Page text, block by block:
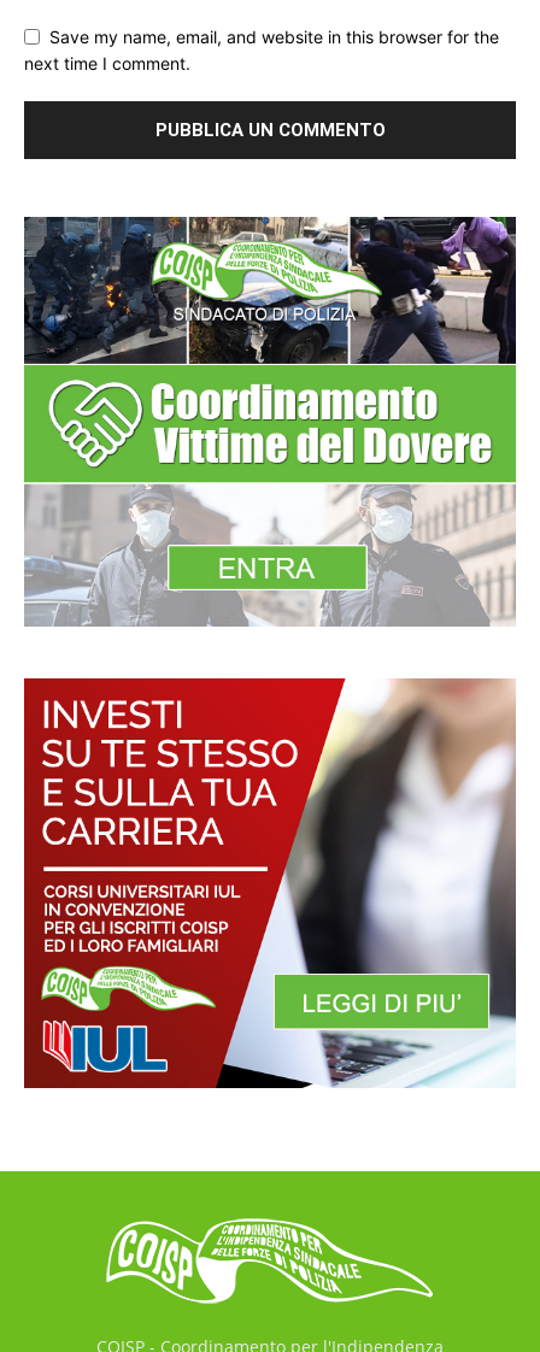
Save my name, email, and website in this browser for the
next time I comment.
COISP - Coordinamento per l'Indipendenza